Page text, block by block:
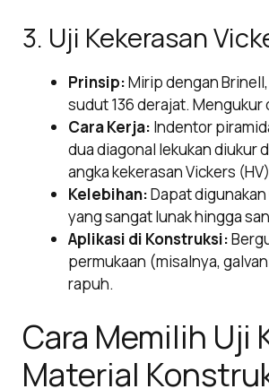
3. Uji Kekerasan
Prinsip:Mirip dengan
sudut 136 derajat.
Cara Kerja: Indentor
dua diagonal lekukan diukur
angka kekerasan Vickers
Kelebihan:Dapat
yang sangat lunak hingga
Aplikasi di Konstruksi:
permukaan (misalnya,
rapuh.
Cara Memilih Uji
Material